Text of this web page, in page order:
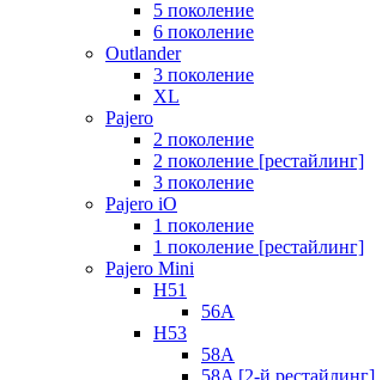
5 поколение
6 поколение
Outlander
3 поколение
XL
Pajero
2 поколение
2 поколение [рестайлинг]
3 поколение
Pajero iO
1 поколение
1 поколение [рестайлинг]
Pajero Mini
H51
56A
H53
58A
58A [2-й рестайлинг]